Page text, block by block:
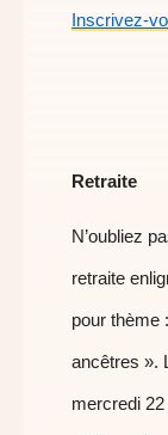
Inscrivez-
Retraite
N’oubliez
retraite
pour thème
ancêtres ».
mercredi